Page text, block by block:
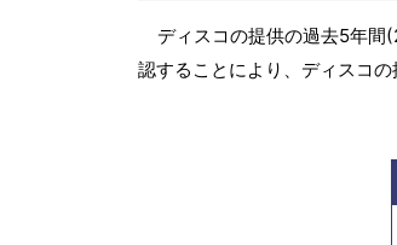
ディスコの提供の過去5年
認することにより、ディスコ